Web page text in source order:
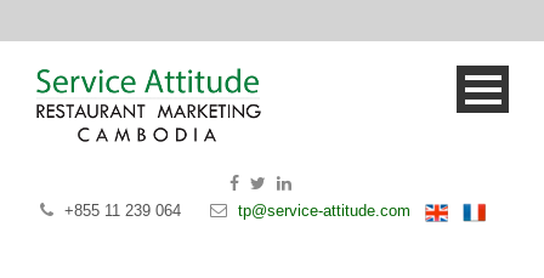
+855 11 239 064 tp@service-attitude.com